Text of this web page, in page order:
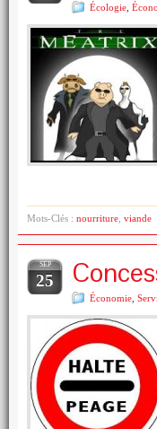
Écologie
Mots-Clés : nourriture viande
SEP
25
Économie